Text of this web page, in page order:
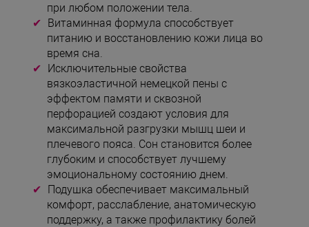
при любом положении тела.
Витаминная формула способствует
питанию и восстановлению кожи лица во
время сна.
Исключительные свойства
вязкоэластичной немецкой пены с
эффектом памяти и сквозной
перфорацией создают условия для
максимальной разгрузки мышц шеи и
плечевого пояса. Сон становится более
глубоким и способствует лучшему
эмоциональному состоянию днем.
Подушка обеспечивает максимальный
комфорт, расслабление, анатомическую
поддержку, а также профилактику болей